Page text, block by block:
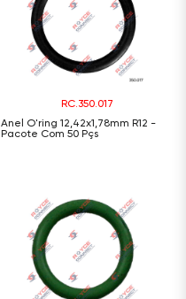
RC.350.017
Anel O'ring 12,42x1,78mm R12 -
Pacote Com 50 Pçs